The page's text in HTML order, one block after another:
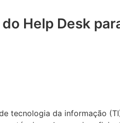
Help Desk
tecnologia da informação